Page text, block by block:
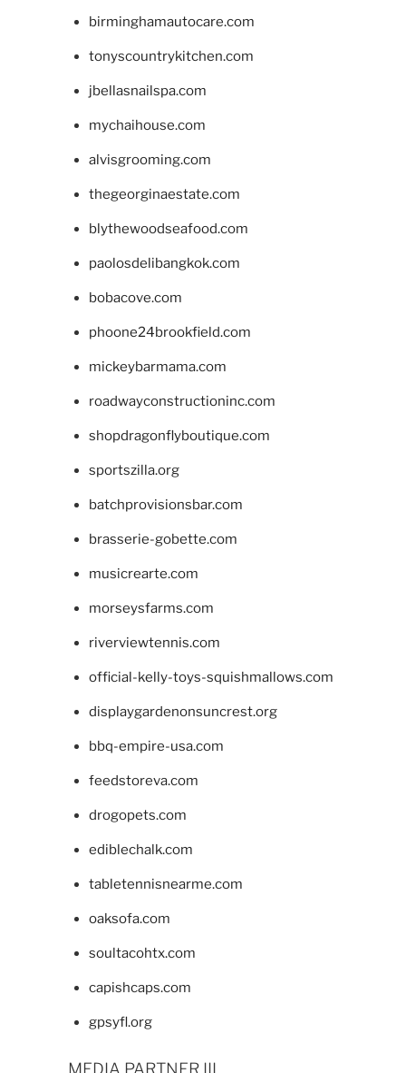
birminghamautocare.com
tonyscountrykitchen.com
jbellasnailspa.com
mychaihouse.com
alvisgrooming.com
thegeorginaestate.com
blythewoodseafood.com
paolosdelibangkok.com
bobacove.com
phoone24brookfield.com
mickeybarmama.com
roadwayconstructioninc.com
shopdragonflyboutique.com
sportszilla.org
batchprovisionsbar.com
brasserie-gobette.com
musicrearte.com
morseysfarms.com
riverviewtennis.com
official-kelly-toys-squishmallows.com
displaygardenonsuncrest.org
bbq-empire-usa.com
feedstoreva.com
drogopets.com
ediblechalk.com
tabletennisnearme.com
oaksofa.com
soultacohtx.com
capishcaps.com
gpsyfl.org
MEDIA PARTNER III